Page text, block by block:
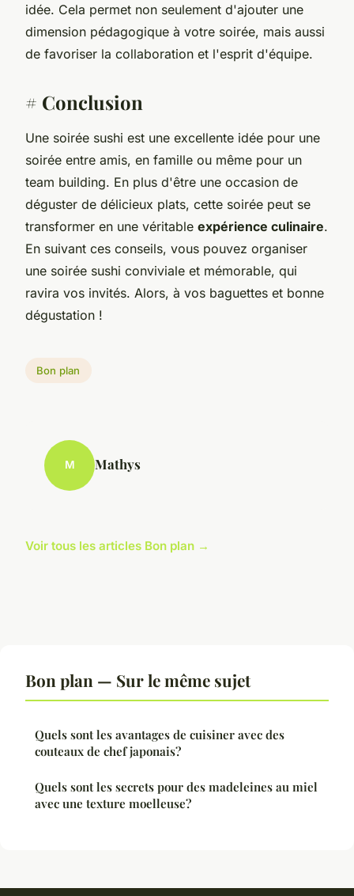
idée. Cela permet non seulement d'ajouter une
dimension pédagogique à votre soirée, mais aussi
de favoriser la collaboration et l'esprit d'équipe.
# Conclusion
Une soirée sushi est une excellente idée pour une
soirée entre amis, en famille ou même pour un
team building. En plus d'être une occasion de
déguster de délicieux plats, cette soirée peut se
transformer en une véritable expérience culinaire.
En suivant ces conseils, vous pouvez organiser
une soirée sushi conviviale et mémorable, qui
ravira vos invités. Alors, à vos baguettes et bonne
dégustation !
Bon plan
M Mathys
Voir tous les articles Bon plan →
Bon plan — Sur le même sujet
Quels sont les avantages de cuisiner avec des
couteaux de chef japonais?
Quels sont les secrets pour des madeleines au miel
avec une texture moelleuse?